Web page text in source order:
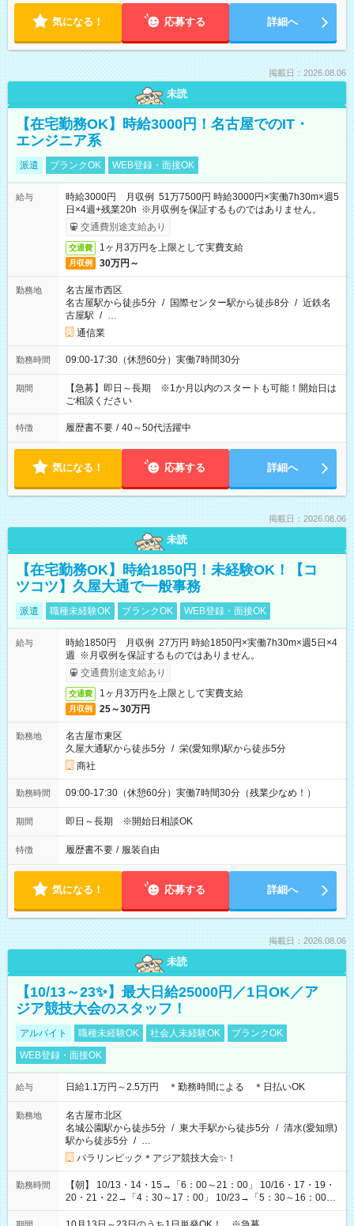
気になる！ 応募する 詳細へ
掲載日：2026.08.06
未読
【在宅勤務OK】時給3000円！名古屋でのIT・
エンジニア系
派遣 ブランクOK WEB登録・面接OK
給与
時給3000円 月収例 51万7500円 時給3000円×実働7h30m×週5
日×4週+残業20h ※月収例を保証するものではありません。
交通費別途支給あり
交通費 1ヶ月3万円を上限として実費支給
月収例 30万円～
勤務地
名古屋市西区
名古屋駅から徒歩5分 / 国際センター駅から徒歩8分 / 近鉄名
古屋駅 / …
通信業
勤務時間 09:00-17:30（休憩60分）実働7時間30分
期間
【急募】即日～長期 ※1か月以内のスタートも可能！開始日は
ご相談ください
特徴 履歴書不要 / 40～50代活躍中
気になる！ 応募する 詳細へ
掲載日：2026.08.06
未読
【在宅勤務OK】時給1850円！未経験OK！【コ
ツコツ】久屋大通で一般事務
派遣 職種未経験OK ブランクOK WEB登録・面接OK
給与
時給1850円 月収例 27万円 時給1850円×実働7h30m×週5日×4
週 ※月収例を保証するものではありません。
交通費別途支給あり
交通費 1ヶ月3万円を上限として実費支給
月収例 25～30万円
勤務地
名古屋市東区
久屋大通駅から徒歩5分 / 栄(愛知県)駅から徒歩5分
商社
勤務時間 09:00-17:30（休憩60分）実働7時間30分（残業少なめ！）
期間 即日～長期 ※開始日相談OK
特徴 履歴書不要 / 服装自由
気になる！ 応募する 詳細へ
掲載日：2026.08.06
未読
【10/13～23✨】最大日給25000円／1日OK／ア
ジア競技大会のスタッフ！
アルバイト 職種未経験OK 社会人未経験OK
ブランクOK
WEB登録・面接OK
給与 日給1.1万円～2.5万円 ＊勤務時間による ＊日払いOK
勤務地
名古屋市北区
名城公園駅から徒歩5分 / 東大手駅から徒歩5分 / 清水(愛知県)
駅から徒歩5分 / …
パラリンピック＊アジア競技大会✨！
勤務時間
【朝】 10/13・14・15→「6：00～21：00」 10/16・17・19・
20・21・22→「4：30～17：00」 10/23→「5：30～16：00」
【夕方】 10/16・17・19～21→「17：00～26：00」
10/22→「17：00～24：30」 10/23→「16：00～23：00」 ＊